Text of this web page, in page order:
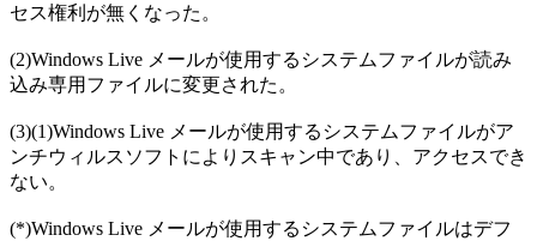
セス権利が無くなった。
(2)Windows Live メールが使用するシステムファイルが読み
込み専用ファイルに変更された。
(3)(1)Windows Live メールが使用するシステムファイルがア
ンチウィルスソフトによりスキャン中であり、アクセスでき
ない。
(*)Windows Live メールが使用するシステムファイルはデフ